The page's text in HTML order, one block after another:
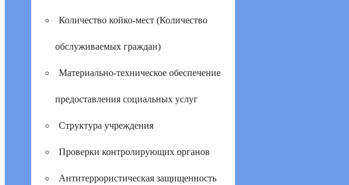
Количество койко-мест (Количество
обслуживаемых граждан)
Материально-техническое обеспечение
предоставления социальных услуг
Структура учреждения
Проверки контролирующих органов
Антитеррористическая защищенность